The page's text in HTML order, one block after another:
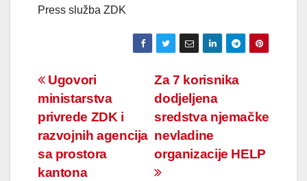
Press služba ZDK
Navigacija
članaka
Za 7 korisnika
dodjeljena
sredstva njemačke
nevladine
organizacije HELP
Ugovori
ministarstva
privrede ZDK i
razvojnih agencija
sa prostora
kantona